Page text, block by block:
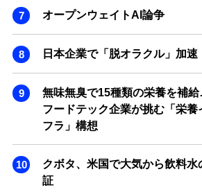
オープンウェイトAI論争
日本企業で「脱オラクル」加速
無味無臭で15種類の栄養を補
フードテック企業が挑む「栄養
フラ」構想
クボタ、米国で大気から飲料水
証